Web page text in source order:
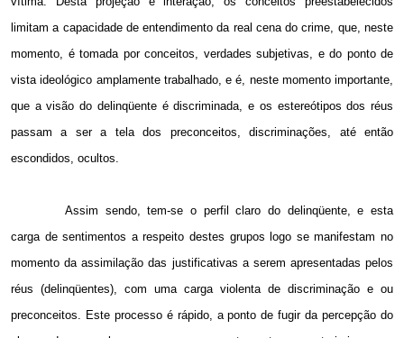
limitam a capacidade de entendimento da real cena do crime, que, neste
momento, é tomada por conceitos, verdades subjetivas, e do ponto de
vista ideológico amplamente trabalhado, e é, neste momento importante,
que a visão do delinqüente é discriminada, e os estereótipos dos réus
passam a ser a tela dos preconceitos, discriminações, até então
escondidos, ocultos.
Assim sendo, tem-se o perfil claro do delinqüente, e esta
carga de sentimentos a respeito destes grupos logo se manifestam no
momento da assimilação das justificativas a serem apresentadas pelos
réus (delinqüentes), com uma carga violenta de discriminação e ou
preconceitos. Este processo é rápido, a ponto de fugir da percepção do